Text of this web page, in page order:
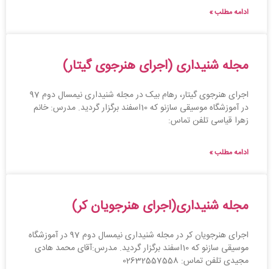
ادامه مطلب »
مجله شنیداری (اجرای هنرجوی گیتار)
اجرای هنرجوی گیتار، رهام بیک در مجله شنیداری نیمسال دوم 97
در آموزشگاه موسیقی سازنو که 10اسفند برگزار گردید. مدرس: خانم
زهرا قیاسی تلفن تماس:
ادامه مطلب »
مجله شنیداری(اجرای هنرجویان کر)
اجرای هنرجویان کر در مجله شنیداری نیمسال دوم 97 در آموزشگاه
موسیقی سازنو که 10اسفند برگزار گردید. مدرس:آقای محمد هادی
مجیدی تلفن تماس: 02632557558